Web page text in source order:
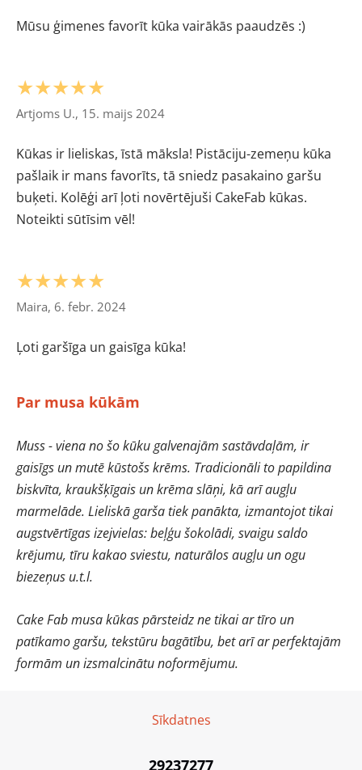
Par musa kūkām
Muss - viena no šo kūku galvenajām sastāvdaļām, ir
gaisīgs un mutē kūstošs krēms. Tradicionāli to papildina
biskvīta, kraukšķīgais un krēma slāņi, kā arī augļu
marmelāde. Lieliskā garša tiek panākta, izmantojot tikai
augstvērtīgas izejvielas: beļģu šokolādi, svaigu saldo
krējumu, tīru kakao sviestu, naturālos augļu un ogu
biezeņus u.t.l.
Cake Fab musa kūkas pārsteidz ne tikai ar tīro un
patīkamo garšu, tekstūru bagātību, bet arī ar perfektajām
formām un izsmalcinātu noformējumu.
Mūsu ģimenes favorīt kūka vairākās paaudzēs :)
★★★★★
Artjoms U., 15. maijs 2024
Kūkas ir lieliskas, īstā māksla! Pistāciju-zemeņu kūka
pašlaik ir mans favorīts, tā sniedz pasakaino garšu
buķeti. Kolēģi arī ļoti novērtējuši CakeFab kūkas.
Noteikti sūtīsim vēl!
★★★★★
Maira, 6. febr. 2024
Ļoti garšīga un gaisīga kūka!
Sīkdatnes
29237277